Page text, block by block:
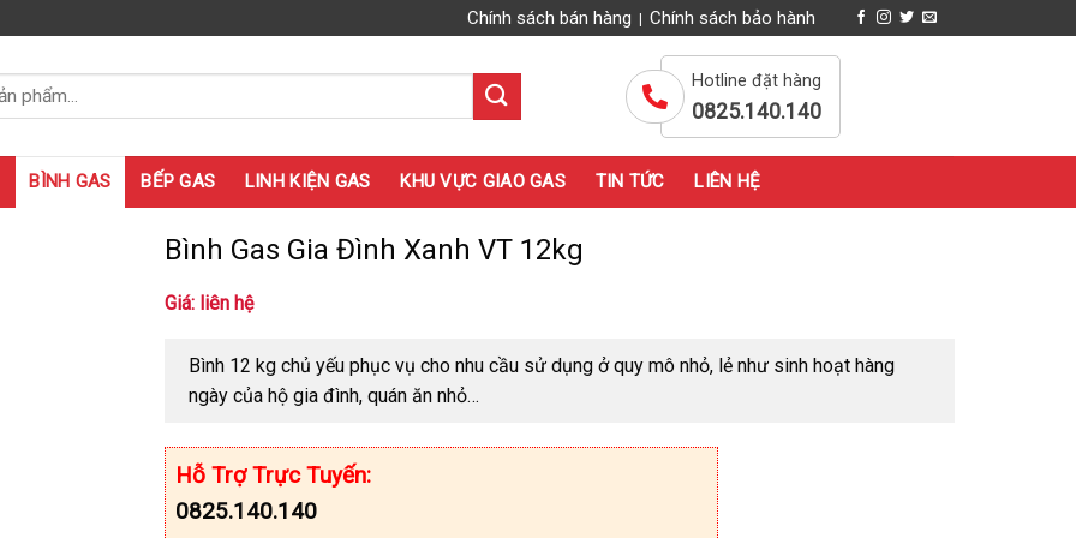
Chính sách bán hàng Chính sách bảo hành
Hotline đặt hàng
0825.140.140
BÌNH GAS BẾP GAS LINH KIỆN GAS KHU VỰC GIAO GAS TIN TỨC LIÊN HỆ
Bình Gas Gia Đình Xanh VT 12kg
Giá: liên hệ
Bình 12 kg chủ yếu phục vụ cho nhu cầu sử dụng ở quy mô nhỏ, lẻ như sinh hoạt hàng
ngày của hộ gia đình, quán ăn nhỏ…
Hỗ Trợ Trực Tuyến:
0825.140.140